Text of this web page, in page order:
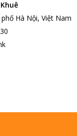
Hà Nội, Việt Nam